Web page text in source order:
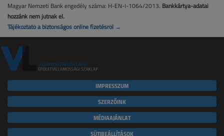
Magyar Nemzeti Bank engedély száma: H-EN-I-1064/2013. Bankkártya-adatai
hozzánk nem jutnak el.
Tájékoztató a biztonságos online fizetésről →
IMPRESSZUM
SZERZŐINK
MÉDIAAJÁNLAT
SÜTIBEÁLLÍTÁSOK